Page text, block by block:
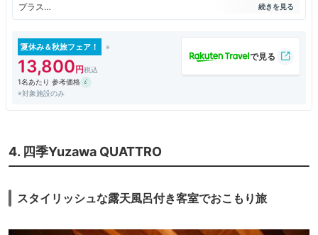
プラス
・立地最高 駅はもちろんコンビニや飲食店も近い
・フロントの方がとても感じが良い
マイナス
・ルームキーが使いづらい、カードキーですが反応しない事が多発
・館内は畳の上を素足で利用するので嫌な人は無理かも
・大浴場は狭いです
を始めるのでやかましい
夏休み＆秋旅フェア！
13,800
1名あたり 参考価格
※対象施設のみ
4. 四季Yuzawa QUATTRO
スタイリッシュな露天風呂付き客室でおこもり旅